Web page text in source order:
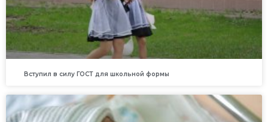
Вступил в силу ГОСТ для школьной формы